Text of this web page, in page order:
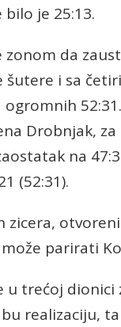
je 25:13.
zonom da
šutere i sa
Drobnjak,
na
(52:31).
zicera,
parirati
u trećoj
realizaciju,